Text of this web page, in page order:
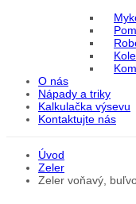
O nás
Nápady a triky
Kalkulačka výsevu
Kontaktujte nás
Úvod
Zeler
Zeler voňavý,